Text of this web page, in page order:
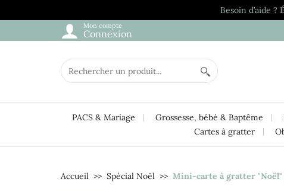
Besoin d’aide
Mon compte
Connexion
PACS & Mariage Grossesse, bébé & Baptême
Cartes à gratter
Accueil Spécial Noël Mini-carte à gratter "Noël"